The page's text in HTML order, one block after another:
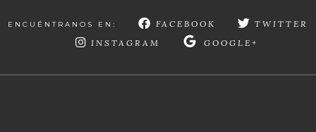
ENCUÉNTRANOS EN: FACEBOOK
TWITTER
INSTAGRAM
GOOGLE+